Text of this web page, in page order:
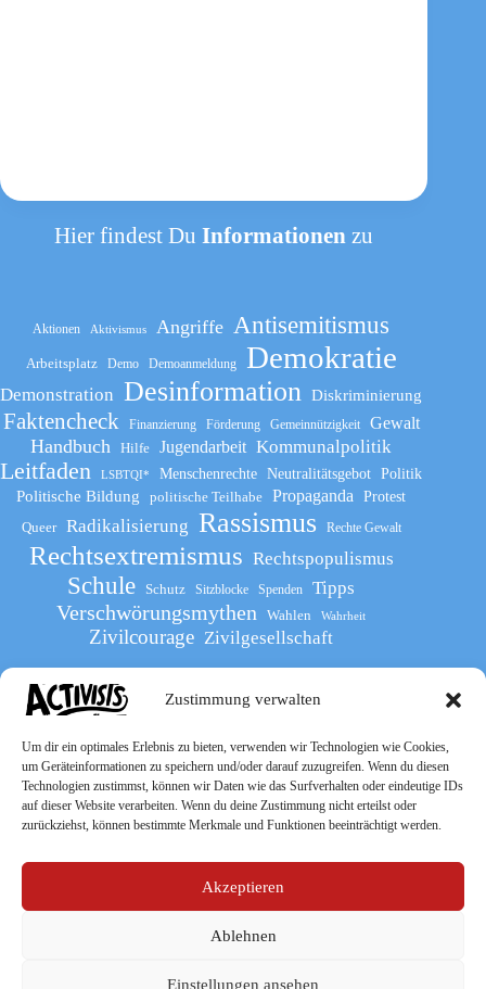
Zustimmung verwalten
Um dir ein optimales Erlebnis zu bieten, verwenden wir Technologien wie Cookies,
um Geräteinformationen zu speichern und/oder darauf zuzugreifen. Wenn du diesen
Technologien zustimmst, können wir Daten wie das Surfverhalten oder eindeutige IDs
auf dieser Website verarbeiten. Wenn du deine Zustimmung nicht erteilst oder
zurückziehst, können bestimmte Merkmale und Funktionen beeinträchtigt werden.
Akzeptieren
Ablehnen
Einstellungen ansehen
Hier findest DuInformationenzu
Aktionen Aktivismus Angriffe Antisemitismus
Arbeitsplatz Demo Demoanmeldung Demokratie
Demonstration Desinformation Diskriminierung
Faktencheck Finanzierung Förderung Gemeinnützigkeit Gewalt
Handbuch Hilfe Jugendarbeit Kommunalpolitik
Leitfaden LSBTQI* Menschenrechte Neutralitätsgebot Politik
Politische Bildung politische Teilhabe Propaganda
Protest
Queer
Radikalisierung Rassismus Rechte Gewalt
Rechtsextremismus Rechtspopulismus
Schule Schutz Sitzblocke Spenden Tipps
Verschwörungsmythen Wahlen Wahrheit
Zivilcourage Zivilgesellschaft
Werde Teil des The Activists Guide